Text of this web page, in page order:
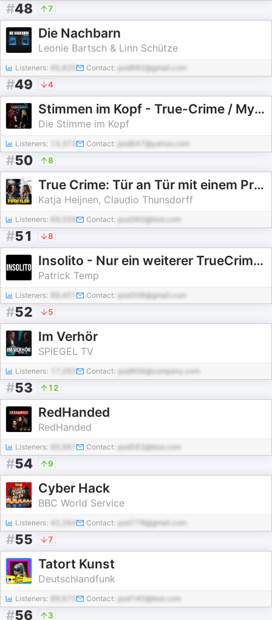
#48 7
Die Nachbarn
Leonie Bartsch & Linn Schütze
Listeners: Contact: pod882@gmail.com
#49 4
Stimmen im Kopf - True-Crime / Mystery Podcast
Die Stimme im Kopf
Listeners: Contact: pod947@yahoo.com
#50 8
True Crime: Tür an Tür mit einem Profiler
Katja Heijnen, Claudio Thunsdorff
Listeners: Contact: pod360@test.com
#51 8
Insolito - Nur ein weiterer TrueCrime-Podcast
Patrick Temp
Listeners: 89,451 Contact: pod308@gmail.com
#52 5
Im Verhör
SPIEGEL TV
Listeners: Contact: pod906@company.com
#53 12
RedHanded
RedHanded
Listeners: Contact: pod563@test.com
#54 9
Cyber Hack
BBC World Service
Listeners: 42,264 Contact: pod778@gmail.com
#55 7
Tatort Kunst
Deutschlandfunk
Listeners: Contact: pod140@test.com
#56 3